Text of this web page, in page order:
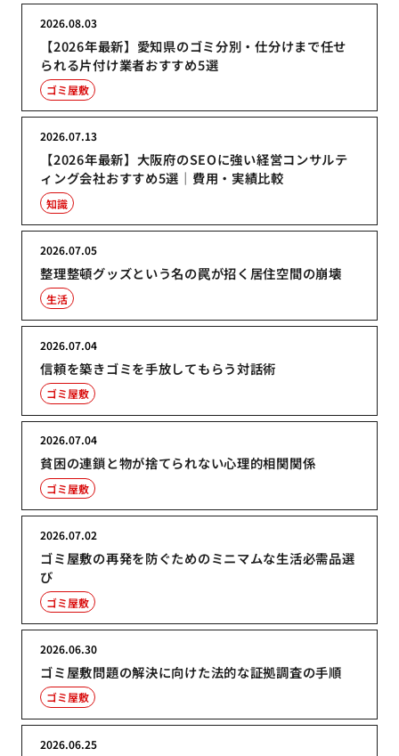
【2026年最新】愛知県のゴミ分別・仕分けまで任せ
られる片付け業者おすすめ5選
2026.08.03
ゴミ屋敷
【2026年最新】大阪府のSEOに強い経営コンサルテ
ィング会社おすすめ5選｜費用・実績比較
2026.07.13
知識
整理整頓グッズという名の罠が招く居住空間の崩壊
2026.07.05
生活
信頼を築きゴミを手放してもらう対話術
2026.07.04
ゴミ屋敷
貧困の連鎖と物が捨てられない心理的相関関係
2026.07.04
ゴミ屋敷
ゴミ屋敷の再発を防ぐためのミニマムな生活必需品選
び
2026.07.02
ゴミ屋敷
ゴミ屋敷問題の解決に向けた法的な証拠調査の手順
2026.06.30
ゴミ屋敷
2026.06.25